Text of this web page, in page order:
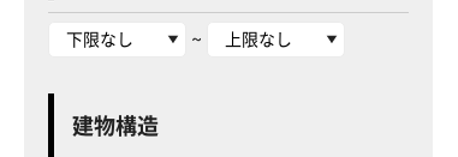
~
建物構造